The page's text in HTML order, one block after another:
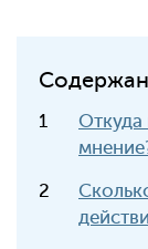
Откуда